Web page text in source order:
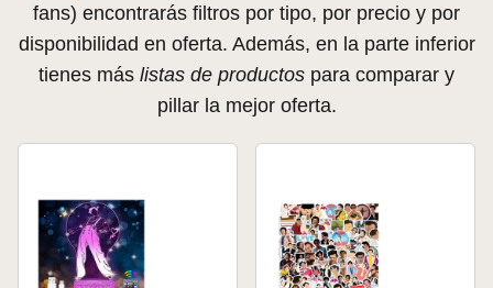
fans) encontrarás filtros por tipo, por precio y por
disponibilidad en oferta. Además, en la parte inferior
tienes más listas de productos para comparar y
pillar la mejor oferta.